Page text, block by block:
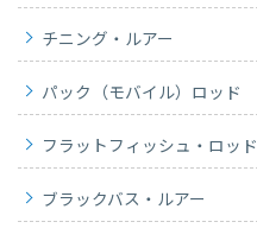
チニング・ルアー
パック（モバイル）ロッド
フラットフィッシュ・ロッド
ブラックバス・ルアー